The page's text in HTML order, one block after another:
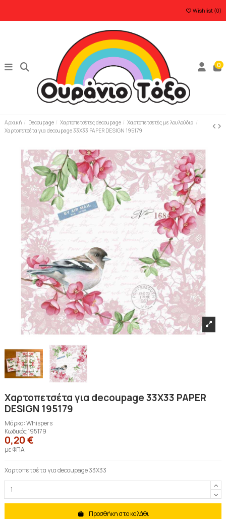
Wishlist (0)
0
Αρχική Decoupage Χαρτοπετσέτες decoupage
Χαρτοπετσετές με λουλούδια
Χαρτοπετσέτα για decoupage 33X33 PAPER DESIGN 195179
Χαρτοπετσέτα για decoupage 33X33 PAPER
DESIGN 195179
Μάρκα:Whispers
Κωδικός195179
0,20 €
με ΦΠΑ
Χαρτοπετσέτα για decoupage 33X33
Προσθήκη στο καλάθι